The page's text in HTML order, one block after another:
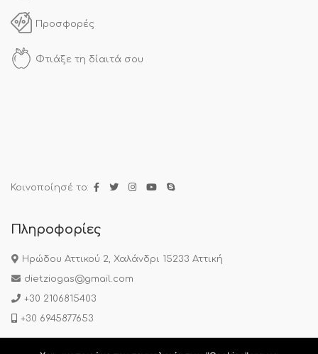
Προσφορές
Φτιάξε τη δίαιτά σου
Κοινοποίησέ το:
Πληροφορίες
Ηρώδου Αττικού 2, Χαλάνδρι 15233 Αττική
dietziogas@gmail.com
+30 2106815403
+30 6945877653